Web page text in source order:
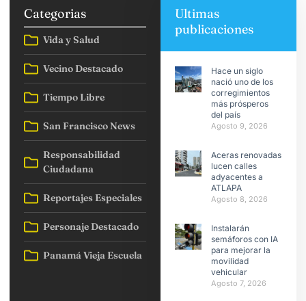
Categorias
Vida y Salud
Vecino Destacado
Tiempo Libre
San Francisco News
Responsabilidad
Ciudadana
Reportajes Especiales
Personaje Destacado
Panamá Vieja Escuela
Ultimas
publicaciones
Hace un siglo
nació uno de los
corregimientos
más prósperos
del país
Agosto 9, 2026
Aceras renovadas
lucen calles
adyacentes a
ATLAPA
Agosto 8, 2026
Instalarán
semáforos con IA
para mejorar la
movilidad
vehicular
Agosto 7, 2026